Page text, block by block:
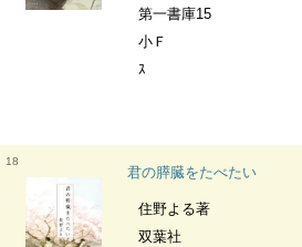
第一書庫15
小Ｆ
ｽ
18
君の膵臓をたべたい
住野よる著
双葉社